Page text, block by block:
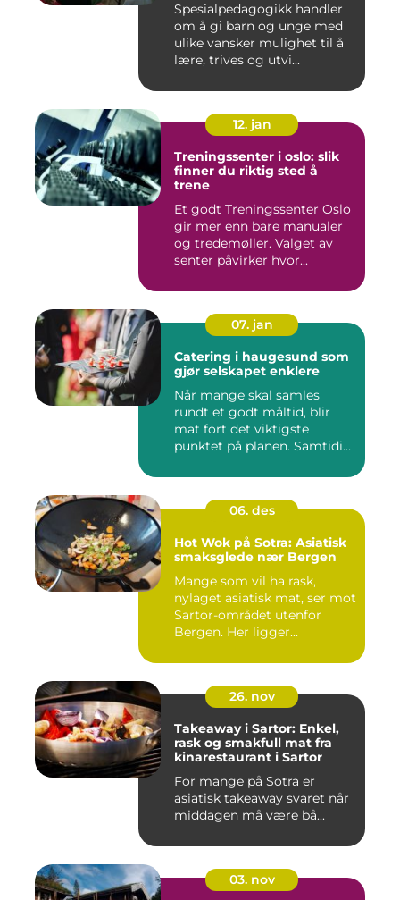
Spesialpedagogikk handler
om å gi barn og unge med
ulike vansker mulighet til å
lære, trives og utvi...
12. jan
Treningssenter i oslo: slik
finner du riktig sted å
trene
Et godt Treningssenter Oslo
gir mer enn bare manualer
og tredemøller. Valget av
senter påvirker hvor...
07. jan
Catering i haugesund som
gjør selskapet enklere
Når mange skal samles
rundt et godt måltid, blir
mat fort det viktigste
punktet på planen. Samtidig
06. des
Hot Wok på Sotra: Asiatisk
smaksglede nær Bergen
Mange som vil ha rask,
nylaget asiatisk mat, ser mot
Sartor-området utenfor
Bergen. Her ligger...
26. nov
Takeaway i Sartor: Enkel,
rask og smakfull mat fra
kinarestaurant i Sartor
For mange på Sotra er
asiatisk takeaway svaret når
middagen må være bå...
03. nov